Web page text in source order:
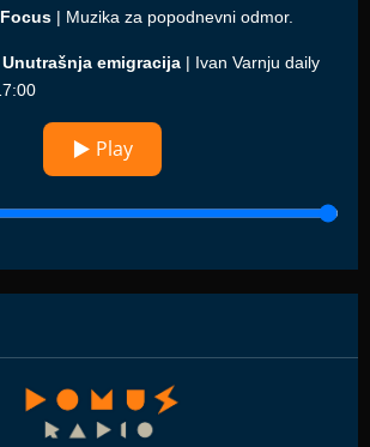
Focus | Muzika za popodnevni odmor.
Unutrašnja emigracija | Ivan Varnju daily
▶ Play